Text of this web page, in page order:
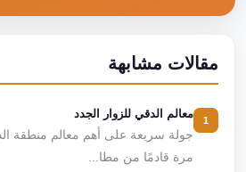
مقالات مشابهة
معالم الدقي للزوار الجدد
جولة سريعة على أهم معالم منطقة
مرة قادمًا من مطا...